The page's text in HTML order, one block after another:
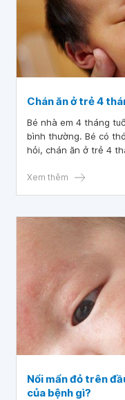
Chán ăn ở trẻ 4
Bé nhà em 4 tháng
bình thường. Bé có
hỏi, chán ăn ở trẻ 4
Xem thêm
Nổi mẩn đỏ trên
của bệnh gì?